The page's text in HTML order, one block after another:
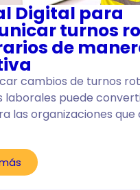
Digital para
turnos
de
cambios de turnos
laborales puede
las organizaciones